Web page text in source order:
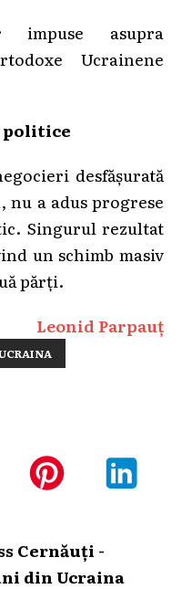
impuse asupra
Ucrainene
politice
desfășurată
a adus progrese
Singurul rezultat
un schimb masiv
părți.
Leonid Parpauț
Cernăuți -
din Ucraina